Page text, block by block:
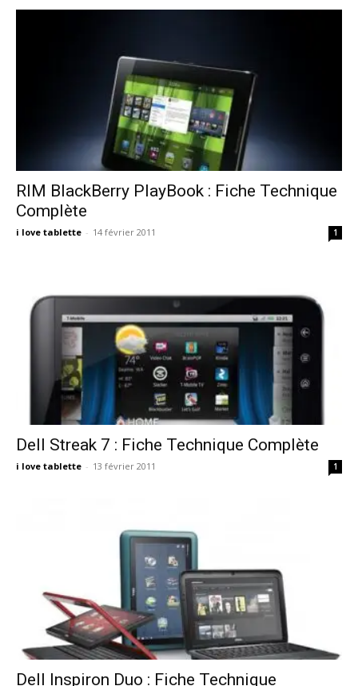
RIM BlackBerry PlayBook : Fiche Technique
Complète
i love tablette - 14 février 2011 1
Dell Streak 7 : Fiche Technique Complète
i love tablette - 13 février 2011 1
Dell Inspiron Duo : Fiche Technique